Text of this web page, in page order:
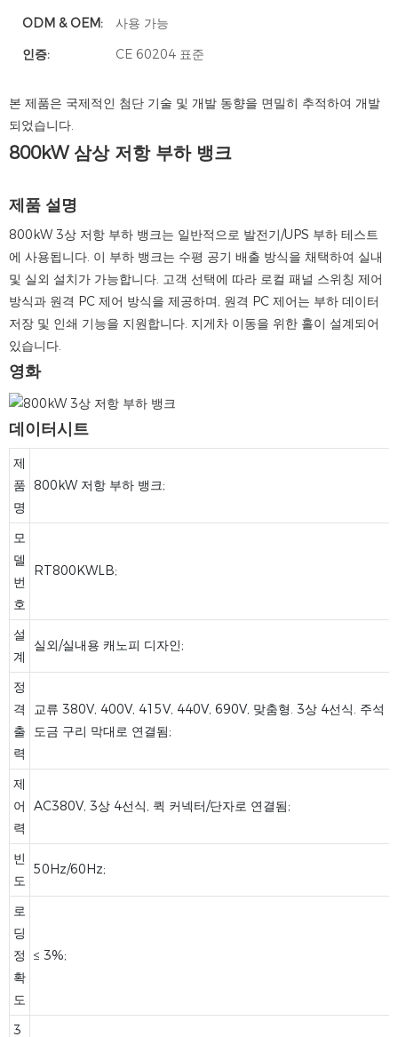
ODM & OEM:
사용 가능
인증:
CE 60204 표준
본 제품은 국제적인 첨단 기술 및 개발 동향을 면밀히 추적하여 개발
되었습니다.
800kW 삼상 저항 부하 뱅크
제품 설명
800kW 3상 저항 부하 뱅크는 일반적으로 발전기/UPS 부하 테스트
에 사용됩니다. 이 부하 뱅크는 수평 공기 배출 방식을 채택하여 실내
및 실외 설치가 가능합니다. 고객 선택에 따라 로컬 패널 스위칭 제어
방식과 원격 PC 제어 방식을 제공하며, 원격 PC 제어는 부하 데이터
저장 및 인쇄 기능을 지원합니다. 지게차 이동을 위한 홀이 설계되어
있습니다.
영화
데이터시트
제
품
명
800kW 저항 부하 뱅크;
모
델
번
호
RT800KWLB;
설
계
실외/실내용 캐노피 디자인;
정
격
출
력
교류 380V, 400V, 415V, 440V, 690V, 맞춤형. 3상 4선식. 주석
도금 구리 막대로 연결됨;
제
어
력
AC380V, 3상 4선식, 퀵 커넥터/단자로 연결됨;
빈
도
50Hz/60Hz;
로
딩
정
확
도
≤ 3%;
3